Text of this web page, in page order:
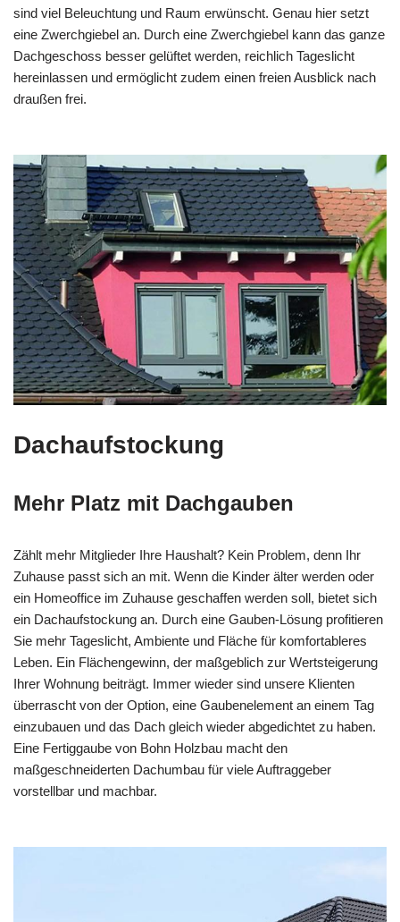
sind viel Beleuchtung und Raum erwünscht. Genau hier setzt
eine Zwerchgiebel an. Durch eine Zwerchgiebel kann das ganze
Dachgeschoss besser gelüftet werden, reichlich Tageslicht
hereinlassen und ermöglicht zudem einen freien Ausblick nach
draußen frei.
Dachaufstockung
Mehr Platz mit Dachgauben
Zählt mehr Mitglieder Ihre Haushalt? Kein Problem, denn Ihr
Zuhause passt sich an mit. Wenn die Kinder älter werden oder
ein Homeoffice im Zuhause geschaffen werden soll, bietet sich
ein Dachaufstockung an. Durch eine Gauben-Lösung profitieren
Sie mehr Tageslicht, Ambiente und Fläche für komfortableres
Leben. Ein Flächengewinn, der maßgeblich zur Wertsteigerung
Ihrer Wohnung beiträgt. Immer wieder sind unsere Klienten
überrascht von der Option, eine Gaubenelement an einem Tag
einzubauen und das Dach gleich wieder abgedichtet zu haben.
Eine Fertiggaube von Bohn Holzbau macht den
maßgeschneiderten Dachumbau für viele Auftraggeber
vorstellbar und machbar.